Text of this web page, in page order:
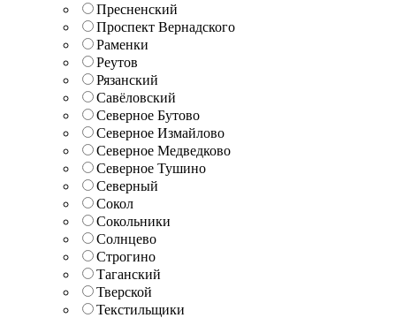
Пресненский
Проспект Вернадского
Раменки
Реутов
Рязанский
Савёловский
Северное Бутово
Северное Измайлово
Северное Медведково
Северное Тушино
Северный
Сокол
Сокольники
Солнцево
Строгино
Таганский
Тверской
Текстильщики